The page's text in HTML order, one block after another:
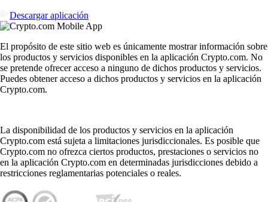
Descargar aplicación
El propósito de este sitio web es únicamente mostrar información sobre
los productos y servicios disponibles en la aplicación Crypto.com. No
se pretende ofrecer acceso a ninguno de dichos productos y servicios.
Puedes obtener acceso a dichos productos y servicios en la aplicación
Crypto.com.
La disponibilidad de los productos y servicios en la aplicación
Crypto.com está sujeta a limitaciones jurisdiccionales. Es posible que
Crypto.com no ofrezca ciertos productos, prestaciones o servicios no
en la aplicación Crypto.com en determinadas jurisdicciones debido a
restricciones reglamentarias potenciales o reales.